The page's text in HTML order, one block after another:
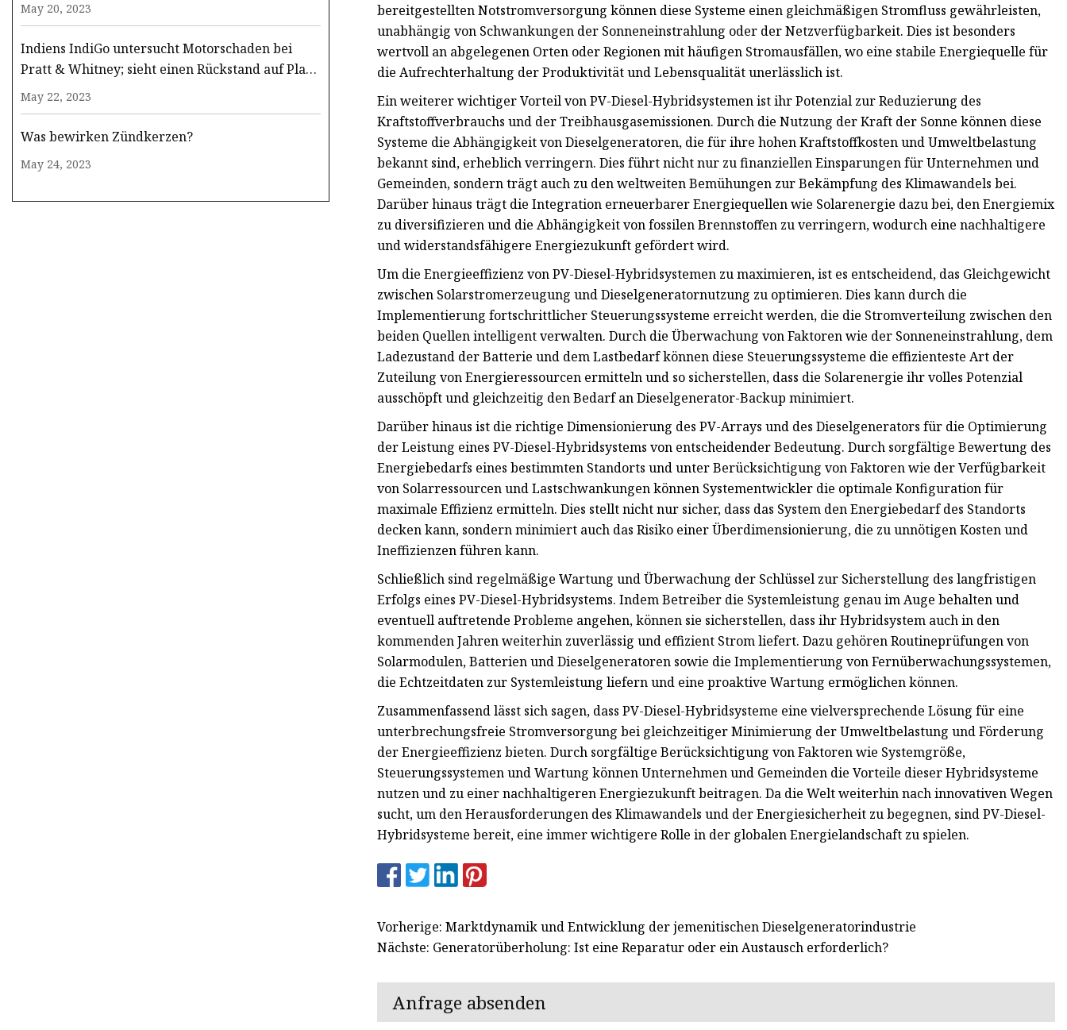
May 20, 2023
Indiens IndiGo untersucht Motorschaden bei
Pratt & Whitney; sieht einen Rückstand auf Platz
zwei
May 22, 2023
Was bewirken Zündkerzen?
May 24, 2023
bereitgestellten Notstromversorgung können diese Systeme einen gleichmäßigen Stromfluss gewährleisten,
unabhängig von Schwankungen der Sonneneinstrahlung oder der Netzverfügbarkeit. Dies ist besonders
wertvoll an abgelegenen Orten oder Regionen mit häufigen Stromausfällen, wo eine stabile Energiequelle für
die Aufrechterhaltung der Produktivität und Lebensqualität unerlässlich ist.
Ein weiterer wichtiger Vorteil von PV-Diesel-Hybridsystemen ist ihr Potenzial zur Reduzierung des
Kraftstoffverbrauchs und der Treibhausgasemissionen. Durch die Nutzung der Kraft der Sonne können diese
Systeme die Abhängigkeit von Dieselgeneratoren, die für ihre hohen Kraftstoffkosten und Umweltbelastung
bekannt sind, erheblich verringern. Dies führt nicht nur zu finanziellen Einsparungen für Unternehmen und
Gemeinden, sondern trägt auch zu den weltweiten Bemühungen zur Bekämpfung des Klimawandels bei.
Darüber hinaus trägt die Integration erneuerbarer Energiequellen wie Solarenergie dazu bei, den Energiemix
zu diversifizieren und die Abhängigkeit von fossilen Brennstoffen zu verringern, wodurch eine nachhaltigere
und widerstandsfähigere Energiezukunft gefördert wird.
Um die Energieeffizienz von PV-Diesel-Hybridsystemen zu maximieren, ist es entscheidend, das Gleichgewicht
zwischen Solarstromerzeugung und Dieselgeneratornutzung zu optimieren. Dies kann durch die
Implementierung fortschrittlicher Steuerungssysteme erreicht werden, die die Stromverteilung zwischen den
beiden Quellen intelligent verwalten. Durch die Überwachung von Faktoren wie der Sonneneinstrahlung, dem
Ladezustand der Batterie und dem Lastbedarf können diese Steuerungssysteme die effizienteste Art der
Zuteilung von Energieressourcen ermitteln und so sicherstellen, dass die Solarenergie ihr volles Potenzial
ausschöpft und gleichzeitig den Bedarf an Dieselgenerator-Backup minimiert.
Darüber hinaus ist die richtige Dimensionierung des PV-Arrays und des Dieselgenerators für die Optimierung
der Leistung eines PV-Diesel-Hybridsystems von entscheidender Bedeutung. Durch sorgfältige Bewertung des
Energiebedarfs eines bestimmten Standorts und unter Berücksichtigung von Faktoren wie der Verfügbarkeit
von Solarressourcen und Lastschwankungen können Systementwickler die optimale Konfiguration für
maximale Effizienz ermitteln. Dies stellt nicht nur sicher, dass das System den Energiebedarf des Standorts
decken kann, sondern minimiert auch das Risiko einer Überdimensionierung, die zu unnötigen Kosten und
Ineffizienzen führen kann.
Schließlich sind regelmäßige Wartung und Überwachung der Schlüssel zur Sicherstellung des langfristigen
Erfolgs eines PV-Diesel-Hybridsystems. Indem Betreiber die Systemleistung genau im Auge behalten und
eventuell auftretende Probleme angehen, können sie sicherstellen, dass ihr Hybridsystem auch in den
kommenden Jahren weiterhin zuverlässig und effizient Strom liefert. Dazu gehören Routineprüfungen von
Solarmodulen, Batterien und Dieselgeneratoren sowie die Implementierung von Fernüberwachungssystemen,
die Echtzeitdaten zur Systemleistung liefern und eine proaktive Wartung ermöglichen können.
Zusammenfassend lässt sich sagen, dass PV-Diesel-Hybridsysteme eine vielversprechende Lösung für eine
unterbrechungsfreie Stromversorgung bei gleichzeitiger Minimierung der Umweltbelastung und Förderung
der Energieeffizienz bieten. Durch sorgfältige Berücksichtigung von Faktoren wie Systemgröße,
Steuerungssystemen und Wartung können Unternehmen und Gemeinden die Vorteile dieser Hybridsysteme
nutzen und zu einer nachhaltigeren Energiezukunft beitragen. Da die Welt weiterhin nach innovativen Wegen
sucht, um den Herausforderungen des Klimawandels und der Energiesicherheit zu begegnen, sind PV-Diesel-
Hybridsysteme bereit, eine immer wichtigere Rolle in der globalen Energielandschaft zu spielen.
Vorherige: Marktdynamik und Entwicklung der jemenitischen Dieselgeneratorindustrie
Nächste: Generatorüberholung: Ist eine Reparatur oder ein Austausch erforderlich?
Anfrage absenden